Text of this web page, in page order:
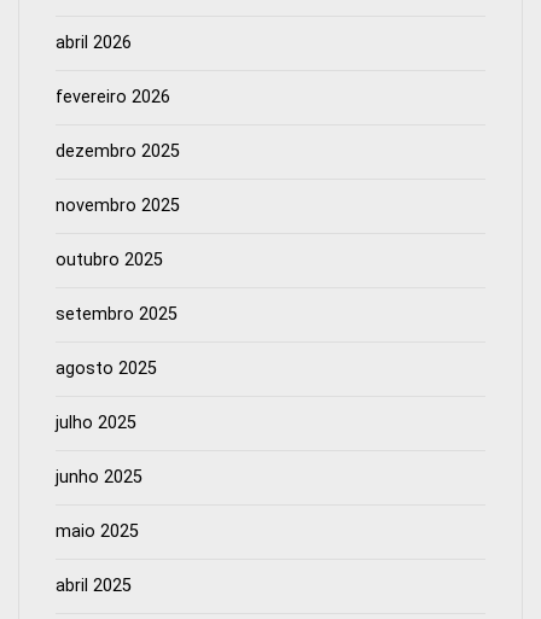
abril 2026
fevereiro 2026
dezembro 2025
novembro 2025
outubro 2025
setembro 2025
agosto 2025
julho 2025
junho 2025
maio 2025
abril 2025